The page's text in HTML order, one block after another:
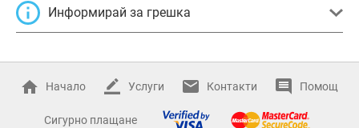
Информирай за грешка
Начало Услуги Контакти Помощ
Сигурно плащане